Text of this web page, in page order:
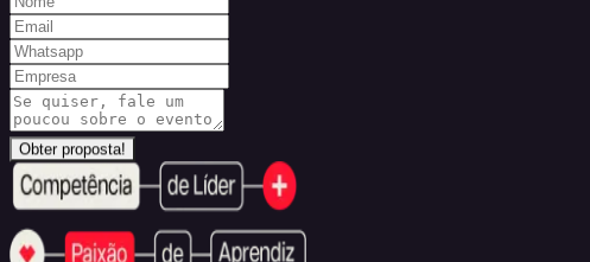
Obter proposta!